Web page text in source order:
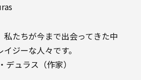
私たちが今まで出会ってきた中
ジーな人々です。
ュラス（作家）